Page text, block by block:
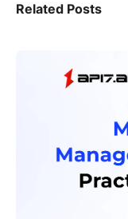
Related Posts